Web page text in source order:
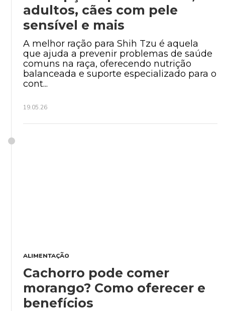
adultos, cães com pele
sensível e mais
A melhor ração para Shih Tzu é aquela
que ajuda a prevenir problemas de saúde
comuns na raça, oferecendo nutrição
balanceada e suporte especializado para o
cont...
19.05.26
ALIMENTAÇÃO
Cachorro pode comer
morango? Como oferecer e
benefícios